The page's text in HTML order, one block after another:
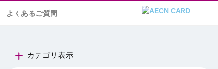
よくあるご質問
カテゴリ表示